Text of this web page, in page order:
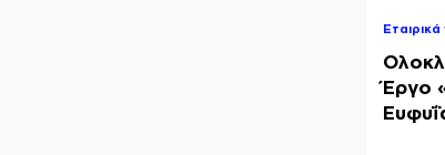
Εταιρικά
Έργο